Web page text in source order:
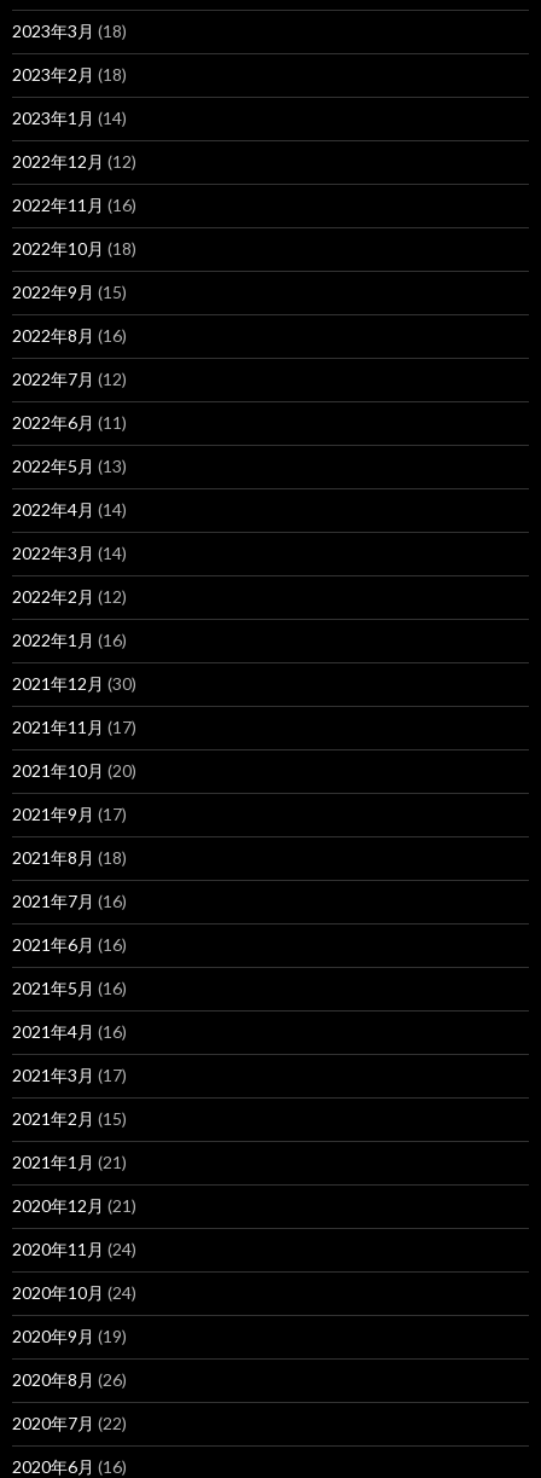
2023年3月 (18)
2023年2月 (18)
2023年1月 (14)
2022年12月 (12)
2022年11月 (16)
2022年10月 (18)
2022年9月 (15)
2022年8月 (16)
2022年7月 (12)
2022年6月 (11)
2022年5月 (13)
2022年4月 (14)
2022年3月 (14)
2022年2月 (12)
2022年1月 (16)
2021年12月 (30)
2021年11月 (17)
2021年10月 (20)
2021年9月 (17)
2021年8月 (18)
2021年7月 (16)
2021年6月 (16)
2021年5月 (16)
2021年4月 (16)
2021年3月 (17)
2021年2月 (15)
2021年1月 (21)
2020年12月 (21)
2020年11月 (24)
2020年10月 (24)
2020年9月 (19)
2020年8月 (26)
2020年7月 (22)
2020年6月 (16)